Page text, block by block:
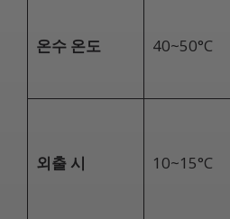
온수 온도 40~50°C
외출 시 10~15°C